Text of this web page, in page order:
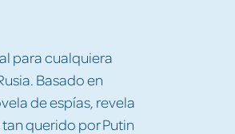
para cualquiera
Basado en
de espías, revela
querido por Putin